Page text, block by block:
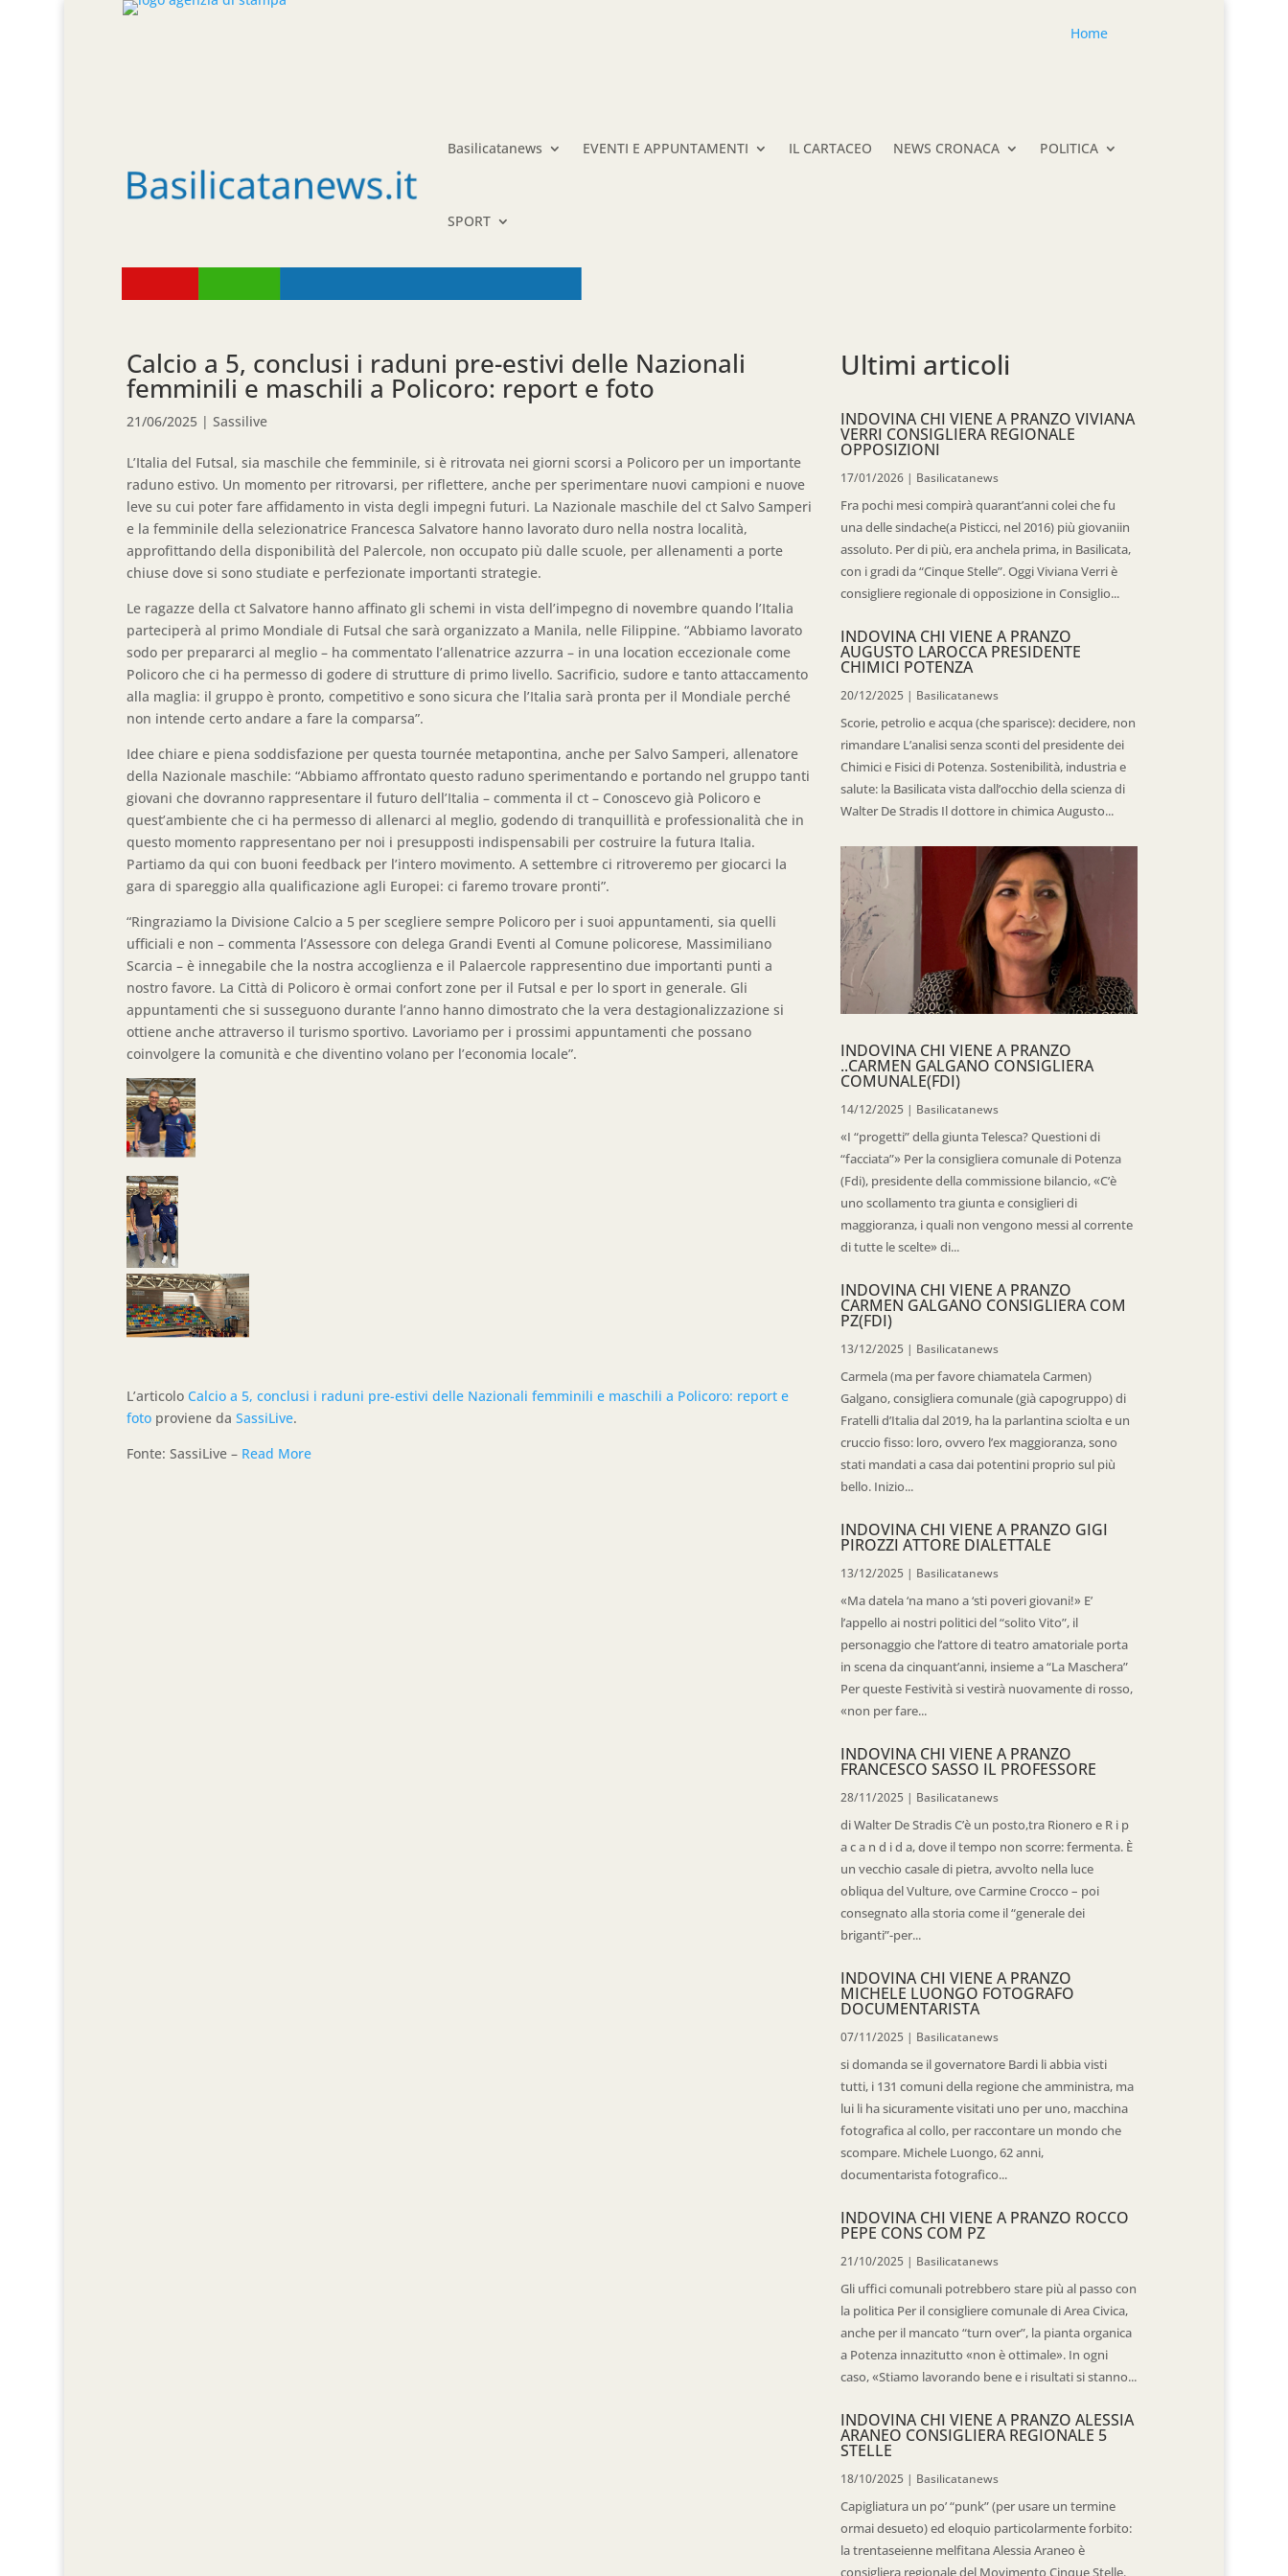
Home
Basilicatanews EVENTI E APPUNTAMENTI IL CARTACEO NEWS CRONACA POLITICA
SPORT
Calcio a 5, conclusi i raduni pre-estivi delle Nazionali
femminili e maschili a Policoro: report e foto
21/06/2025 |Sassilive
L’Italia del Futsal, sia maschile che femminile, si è ritrovata nei giorni scorsi a Policoro per un importante
raduno estivo. Un momento per ritrovarsi, per riflettere, anche per sperimentare nuovi campioni e nuove
leve su cui poter fare affidamento in vista degli impegni futuri. La Nazionale maschile del ct Salvo Samperi
e la femminile della selezionatrice Francesca Salvatore hanno lavorato duro nella nostra località,
approfittando della disponibilità del Palercole, non occupato più dalle scuole, per allenamenti a porte
chiuse dove si sono studiate e perfezionate importanti strategie.
Le ragazze della ct Salvatore hanno affinato gli schemi in vista dell’impegno di novembre quando l’Italia
parteciperà al primo Mondiale di Futsal che sarà organizzato a Manila, nelle Filippine. “Abbiamo lavorato
sodo per prepararci al meglio – ha commentato l’allenatrice azzurra – in una location eccezionale come
Policoro che ci ha permesso di godere di strutture di primo livello. Sacrificio, sudore e tanto attaccamento
alla maglia: il gruppo è pronto, competitivo e sono sicura che l’Italia sarà pronta per il Mondiale perché
non intende certo andare a fare la comparsa”.
Idee chiare e piena soddisfazione per questa tournée metapontina, anche per Salvo Samperi, allenatore
della Nazionale maschile: “Abbiamo affrontato questo raduno sperimentando e portando nel gruppo tanti
giovani che dovranno rappresentare il futuro dell’Italia – commenta il ct – Conoscevo già Policoro e
quest’ambiente che ci ha permesso di allenarci al meglio, godendo di tranquillità e professionalità che in
questo momento rappresentano per noi i presupposti indispensabili per costruire la futura Italia.
Partiamo da qui con buoni feedback per l’intero movimento. A settembre ci ritroveremo per giocarci la
gara di spareggio alla qualificazione agli Europei: ci faremo trovare pronti”.
“Ringraziamo la Divisione Calcio a 5 per scegliere sempre Policoro per i suoi appuntamenti, sia quelli
ufficiali e non – commenta l’Assessore con delega Grandi Eventi al Comune policorese, Massimiliano
Scarcia – è innegabile che la nostra accoglienza e il Palaercole rappresentino due importanti punti a
nostro favore. La Città di Policoro è ormai confort zone per il Futsal e per lo sport in generale. Gli
appuntamenti che si susseguono durante l’anno hanno dimostrato che la vera destagionalizzazione si
ottiene anche attraverso il turismo sportivo. Lavoriamo per i prossimi appuntamenti che possano
coinvolgere la comunità e che diventino volano per l’economia locale”.
L’articoloCalcio a 5, conclusi i raduni pre-estivi delle Nazionali femminili e maschili a Policoro: report e
foto proviene daSassiLive.
Fonte: SassiLive – Read More
Ultimi articoli
INDOVINA CHI VIENE A PRANZO VIVIANA
VERRI CONSIGLIERA REGIONALE
OPPOSIZIONI
17/01/2026| Basilicatanews
Fra pochi mesi compirà quarant’anni colei che fu
una delle sindache(a Pisticci, nel 2016) più giovaniin
assoluto. Per di più, era anchela prima, in Basilicata,
con i gradi da “Cinque Stelle”. Oggi Viviana Verri è
consigliere regionale di opposizione in Consiglio...
INDOVINA CHI VIENE A PRANZO
AUGUSTO LAROCCA PRESIDENTE
CHIMICI POTENZA
20/12/2025 | Basilicatanews
Scorie, petrolio e acqua (che sparisce): decidere, non
rimandare L’analisi senza sconti del presidente dei
Chimici e Fisici di Potenza. Sostenibilità, industria e
salute: la Basilicata vista dall’occhio della scienza di
Walter De Stradis Il dottore in chimica Augusto...
INDOVINA CHI VIENE A PRANZO
..CARMEN GALGANO CONSIGLIERA
COMUNALE(FDI)
14/12/2025 | Basilicatanews
«I “progetti” della giunta Telesca? Questioni di
“facciata”» Per la consigliera comunale di Potenza
(Fdi), presidente della commissione bilancio, «C’è
uno scollamento tra giunta e consiglieri di
maggioranza, i quali non vengono messi al corrente
di tutte le scelte» di...
INDOVINA CHI VIENE A PRANZO
CARMEN GALGANO CONSIGLIERA COM
PZ(FDI)
13/12/2025 | Basilicatanews
Carmela (ma per favore chiamatela Carmen)
Galgano, consigliera comunale (già capogruppo) di
Fratelli d’Italia dal 2019, ha la parlantina sciolta e un
cruccio fisso: loro, ovvero l’ex maggioranza, sono
stati mandati a casa dai potentini proprio sul più
bello. Inizio...
INDOVINA CHI VIENE A PRANZO GIGI
PIROZZI ATTORE DIALETTALE
13/12/2025 | Basilicatanews
«Ma datela ‘na mano a ‘sti poveri giovani!» E’
l’appello ai nostri politici del “solito Vito”, il
personaggio che l’attore di teatro amatoriale porta
in scena da cinquant’anni, insieme a “La Maschera”
Per queste Festività si vestirà nuovamente di rosso,
«non per fare...
INDOVINA CHI VIENE A PRANZO
FRANCESCO SASSO IL PROFESSORE
28/11/2025 | Basilicatanews
di Walter De Stradis C’è un posto,tra Rionero e R i p
a c a n d i d a, dove il tempo non scorre: fermenta. È
un vecchio casale di pietra, avvolto nella luce
obliqua del Vulture, ove Carmine Crocco – poi
consegnato alla storia come il “generale dei
briganti”-per...
INDOVINA CHI VIENE A PRANZO
MICHELE LUONGO FOTOGRAFO
DOCUMENTARISTA
07/11/2025 | Basilicatanews
si domanda se il governatore Bardi li abbia visti
tutti, i 131 comuni della regione che amministra, ma
lui li ha sicuramente visitati uno per uno, macchina
fotografica al collo, per raccontare un mondo che
scompare. Michele Luongo, 62 anni,
documentarista fotografico...
INDOVINA CHI VIENE A PRANZO ROCCO
PEPE CONS COM PZ
21/10/2025 | Basilicatanews
Gli uffici comunali potrebbero stare più al passo con
la politica Per il consigliere comunale di Area Civica,
anche per il mancato “turn over”, la pianta organica
a Potenza innazitutto «non è ottimale». In ogni
caso, «Stiamo lavorando bene e i risultati si stanno...
INDOVINA CHI VIENE A PRANZO ALESSIA
ARANEO CONSIGLIERA REGIONALE 5
STELLE
18/10/2025 | Basilicatanews
Capigliatura un po’ “punk” (per usare un termine
ormai desueto) ed eloquio particolarmente forbito:
la trentaseienne melfitana Alessia Araneo è
consigliera regionale del Movimento Cinque Stelle.